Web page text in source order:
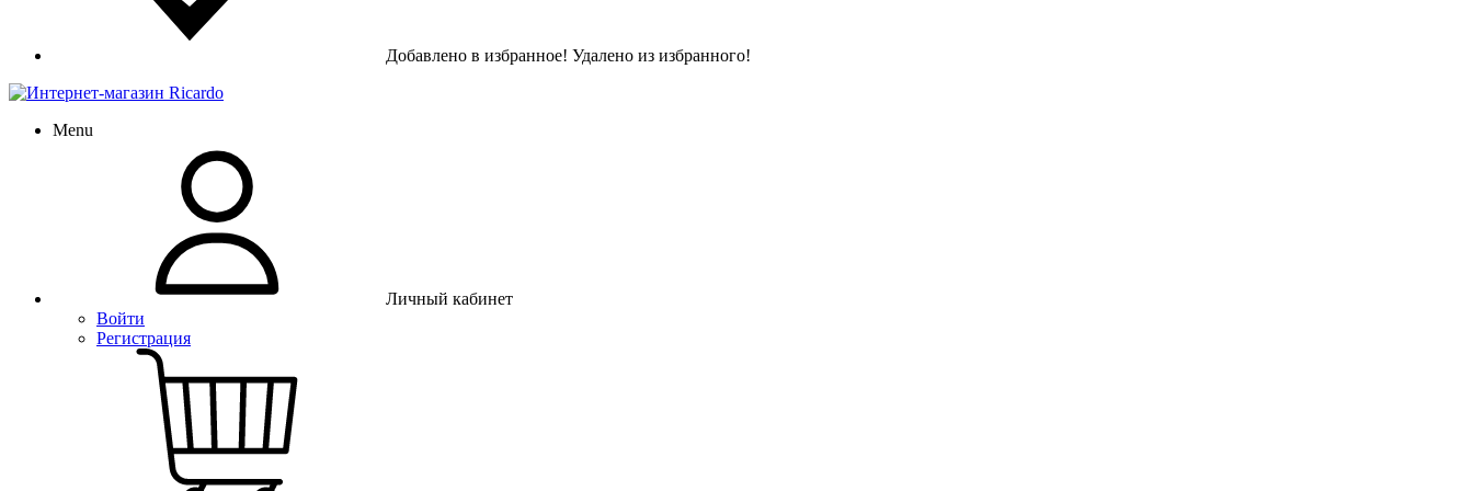
Добавлено в избранное! Удалено из избранного!
Menu
Личный кабинет
Войти
Регистрация